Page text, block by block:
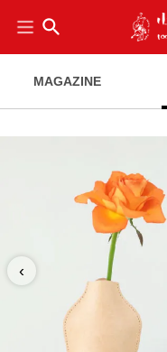
search
MAGAZINE
‹